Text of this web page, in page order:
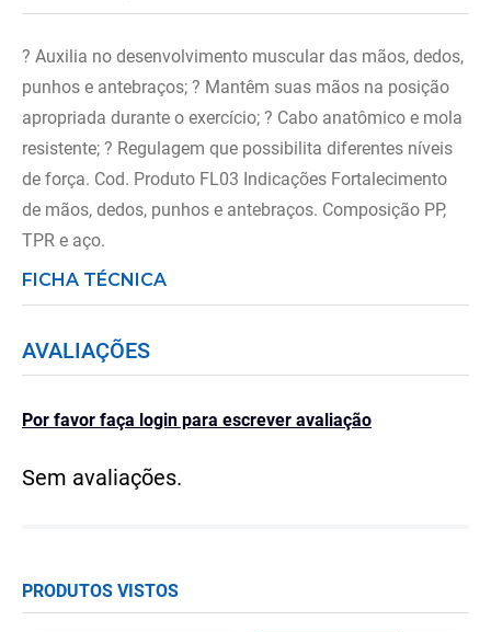
? Auxilia no desenvolvimento muscular das mãos, dedos,
punhos e antebraços; ? Mantêm suas mãos na posição
apropriada durante o exercício; ? Cabo anatômico e mola
resistente; ? Regulagem que possibilita diferentes níveis
de força. Cod. Produto FL03 Indicações Fortalecimento
de mãos, dedos, punhos e antebraços. Composição PP,
TPR e aço.
FICHA TÉCNICA
AVALIAÇÕES
Por favor faça login para escrever avaliação
Sem avaliações.
PRODUTOS VISTOS